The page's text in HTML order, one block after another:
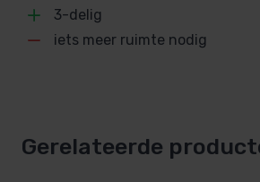
3-delig
iets meer ruimte nodig
Gerelateerde